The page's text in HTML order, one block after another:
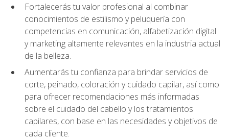
Fortalecerás tu valor profesional al combinar
conocimientos de estilismo y peluquería con
competencias en comunicación, alfabetización digital
y marketing altamente relevantes en la industria actual
de la belleza.
Aumentarás tu confianza para brindar servicios de
corte, peinado, coloración y cuidado capilar, así como
para ofrecer recomendaciones más informadas
sobre el cuidado del cabello y los tratamientos
capilares, con base en las necesidades y objetivos de
cada cliente.